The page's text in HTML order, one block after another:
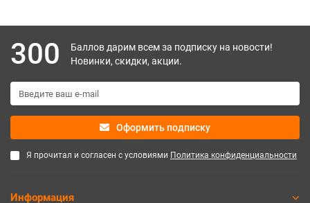
300
Баллов дарим всем за подписку на новости!
Новинки, скидки, акции.
Оформить подписку
Я прочитал и согласен с условиями Политика конфиденциальности
Информация